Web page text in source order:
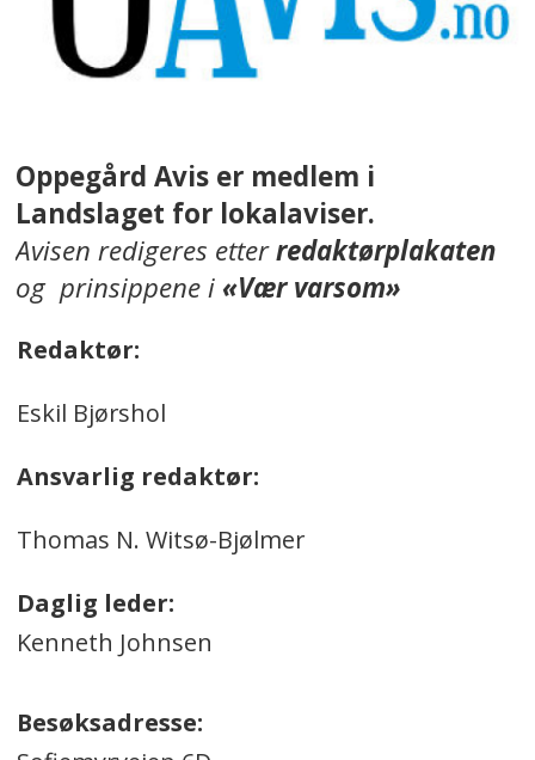
Oppegård Avis er medlem i
Landslaget for lokalaviser.
Avisen redigeres etterredaktørplakaten
og prinsippene i«Vær varsom»
Redaktør:
Eskil Bjørshol
Ansvarlig redaktør:
Thomas N. Witsø-Bjølmer
Daglig leder:
Kenneth Johnsen
Besøksadresse: